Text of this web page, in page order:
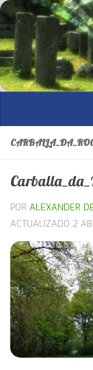
Saltar al
POR ALEXANDER
ACTUALIZADO 2